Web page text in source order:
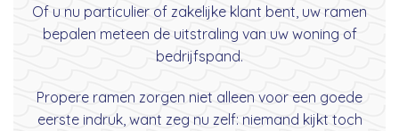
Of u nu particulier of zakelijke klant bent, uw ramen
bepalen meteen de uitstraling van uw woning of
bedrijfspand.
Propere ramen zorgen niet alleen voor een goede
eerste indruk, want zeg nu zelf: niemand kijkt toch